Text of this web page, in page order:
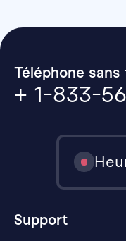
Téléphone sans
+ 1-833-
Support